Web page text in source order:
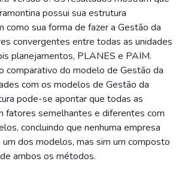
possui sua estrutura
como sua forma de fazer a Gestão da
convergentes entre todas as unidades
planejamentos, PLANES e PAIM.
comparativo do modelo de Gestão da
com os modelos de Gestão da
pode-se apontar que todas as
fatores semelhantes e diferentes com
concluindo que nenhuma empresa
dos modelos, mas sim um composto
ambos os métodos.